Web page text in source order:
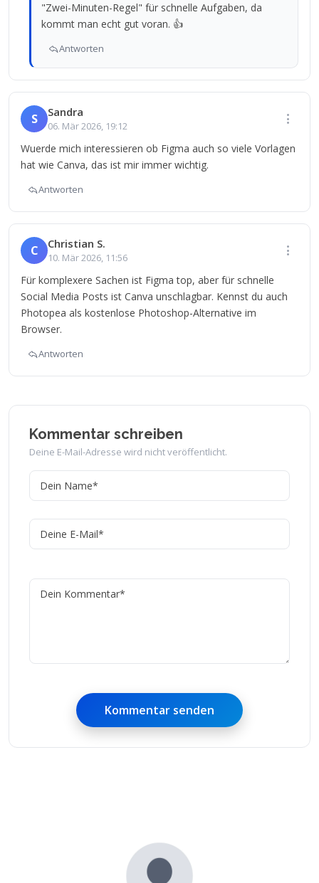
"Zwei-Minuten-Regel" für schnelle Aufgaben, da
kommt man echt gut voran. 👍
Antworten
S Sandra
06. Mär 2026, 19:12
Wuerde mich interessieren ob Figma auch so viele Vorlagen
hat wie Canva, das ist mir immer wichtig.
Antworten
C Christian S.
10. Mär 2026, 11:56
Für komplexere Sachen ist Figma top, aber für schnelle
Social Media Posts ist Canva unschlagbar. Kennst du auch
Photopea als kostenlose Photoshop-Alternative im
Browser.
Antworten
Kommentar schreiben
Deine E-Mail-Adresse wird nicht veröffentlicht.
Kommentar senden